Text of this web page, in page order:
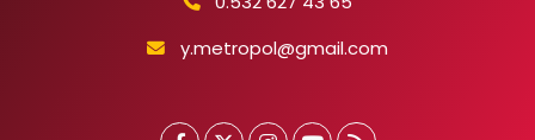
y.metropol@gmail.com